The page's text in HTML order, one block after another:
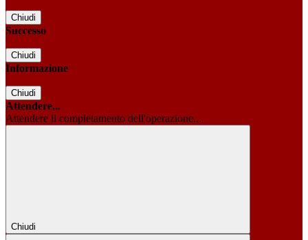
Chiudi
Successo
Chiudi
Informazione
Chiudi
Attendere...
Attendere il completamento dell'operazione...
Chiudi